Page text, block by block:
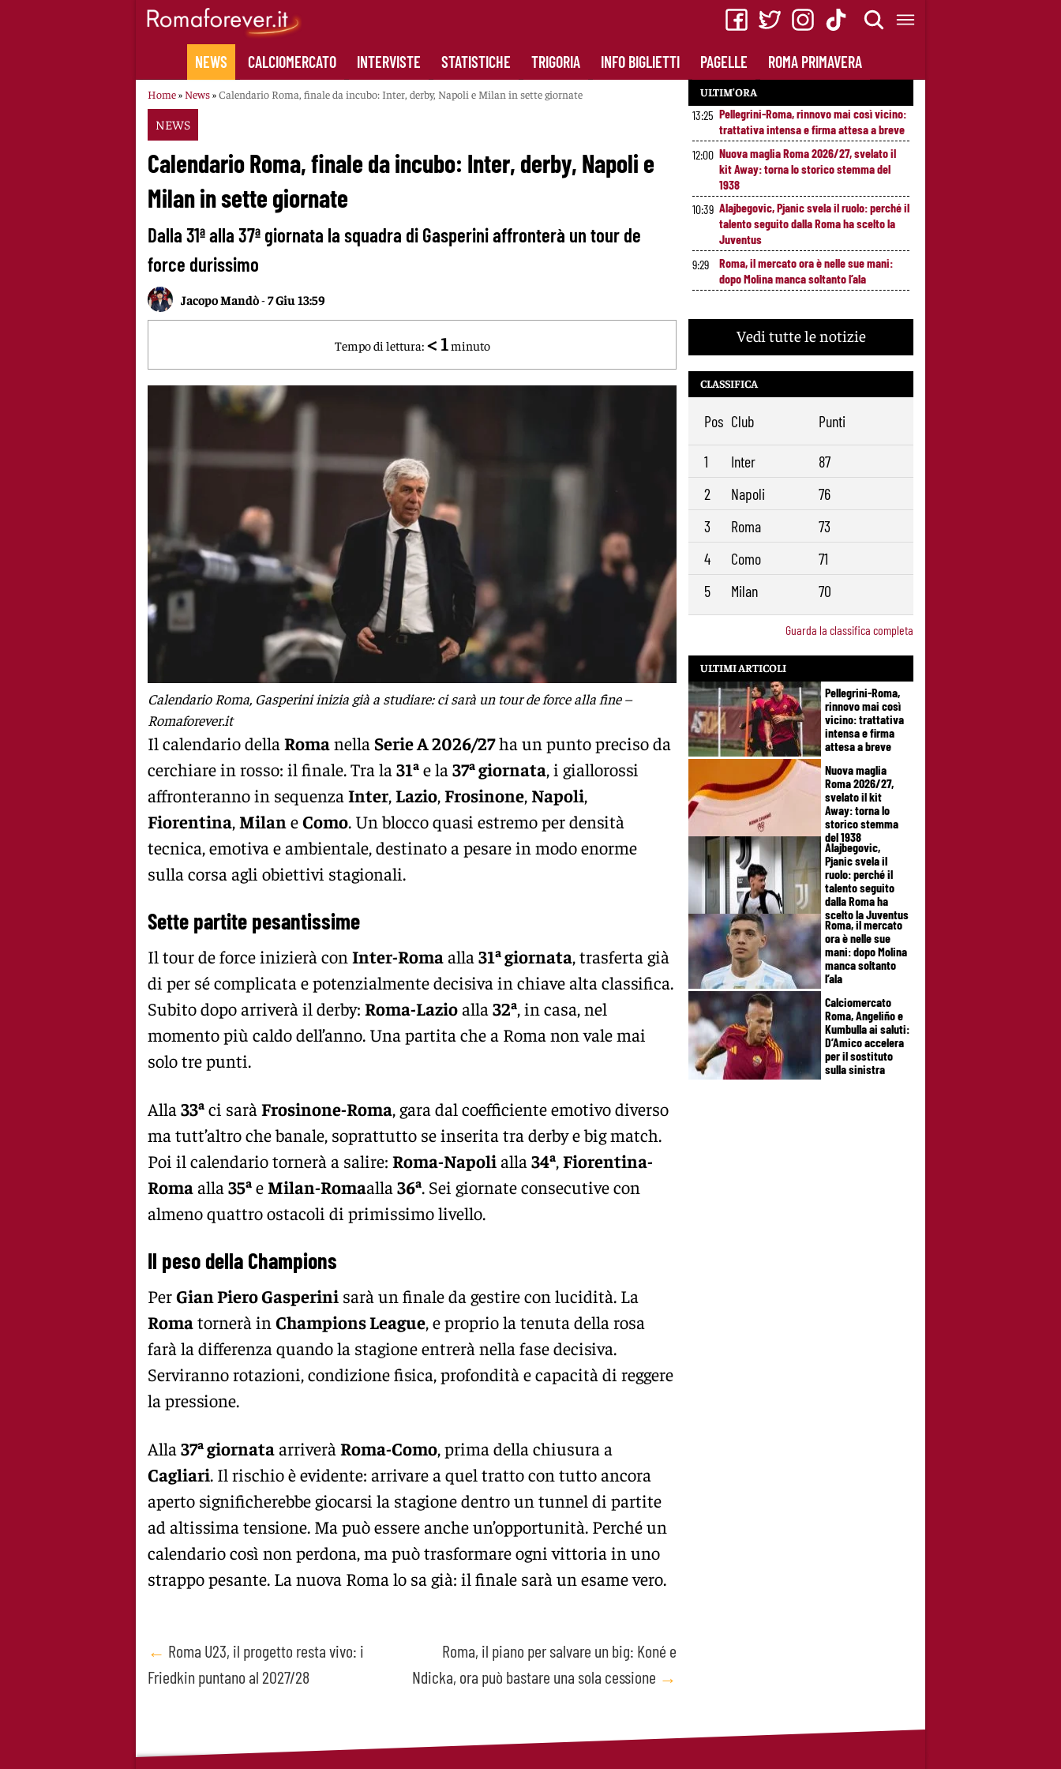
NEWS CALCIOMERCATO INTERVISTE STATISTICHE TRIGORIA INFO BIGLIETTI PAGELLE ROMA PRIMAVERA
Home» News»Calendario Roma, finale da incubo: Inter, derby, Napoli e Milan in sette giornate
NEWS
Calendario Roma, finale da incubo: Inter, derby, Napoli e
Milan in sette giornate
Dalla 31ª alla 37ª giornata la squadra di Gasperini affronterà un tour de
force durissimo
Jacopo Mandò-7 Giu 13:59
Tempo di lettura: < 1 minuto
Calendario Roma, Gasperini inizia già a studiare: ci sarà un tour de force alla fine –
Romaforever.it
Il calendario della Romanella Serie A 2026/27ha un punto preciso da
cerchiare in rosso: il finale. Tra la 31ªe la 37ª giornata, i giallorossi
affronteranno in sequenza Inter,Lazio,Frosinone, Napoli,
Fiorentina, MilaneComo. Un blocco quasi estremo per densità
tecnica, emotiva e ambientale, destinato a pesare in modo enorme
sulla corsa agli obiettivi stagionali.
Sette partite pesantissime
Il tour de force inizierà con Inter-Romaalla 31ª giornata, trasferta già
di per sé complicata e potenzialmente decisiva in chiave alta classifica.
Subito dopo arriverà il derby: Roma-Lazioalla 32ª, in casa, nel
momento più caldo dell’anno. Una partita che a Roma non vale mai
solo tre punti.
Alla 33ªci sarà Frosinone-Roma, gara dal coefficiente emotivo diverso
ma tutt’altro che banale, soprattutto se inserita tra derby e big match.
Poi il calendario tornerà a salire: Roma-Napolialla 34ª,Fiorentina-
Romaalla 35ªe Milan-Romaalla 36ª. Sei giornate consecutive con
almeno quattro ostacoli di primissimo livello.
Il peso della Champions
PerGian Piero Gasperini sarà un finale da gestire con lucidità. La
Romatornerà in Champions League, e proprio la tenuta della rosa
farà la differenza quando la stagione entrerà nella fase decisiva.
Serviranno rotazioni, condizione fisica, profondità e capacità di reggere
la pressione.
Alla 37ª giornataarriverà Roma-Como, prima della chiusura a
Cagliari. Il rischio è evidente: arrivare a quel tratto con tutto ancora
aperto significherebbe giocarsi la stagione dentro un tunnel di partite
ad altissima tensione. Ma può essere anche un’opportunità. Perché un
calendario così non perdona, ma può trasformare ogni vittoria in uno
strappo pesante. La nuova Roma lo sa già: il finale sarà un esame vero.
Post
navigation
← Roma U23, il progetto resta vivo: i
Friedkin puntano al 2027/28
Roma, il piano per salvare un big: Koné e
Ndicka, ora può bastare una sola cessione →
ULTIM’ORA
13:25 Pellegrini-Roma, rinnovo mai così vicino:
trattativa intensa e firma attesa a breve
12:00 Nuova maglia Roma 2026/27, svelato il
kit Away: torna lo storico stemma del
1938
10:39 Alajbegovic, Pjanic svela il ruolo: perché il
talento seguito dalla Roma ha scelto la
Juventus
9:29
Roma, il mercato ora è nelle sue mani:
dopo Molina manca soltanto l’ala
Vedi tutte le notizie
CLASSIFICA
Pos Club Punti
1 Inter
87
2
Napoli
76
3
Roma
73
4
Como
71
5
Milan 70
Guarda la classifica completa
ULTIMI ARTICOLI
Pellegrini-Roma,
rinnovo mai così
vicino: trattativa
intensa e firma
attesa a breve
Nuova maglia
Roma 2026/27,
svelato il kit
Away: torna lo
storico stemma
del 1938
Alajbegovic,
Pjanic svela il
ruolo: perché il
talento seguito
dalla Roma ha
scelto la Juventus
Roma, il mercato
ora è nelle sue
mani: dopo Molina
manca soltanto
l’ala
Calciomercato
Roma, Angeliño e
Kumbulla ai saluti:
D’Amico accelera
per il sostituto
sulla sinistra